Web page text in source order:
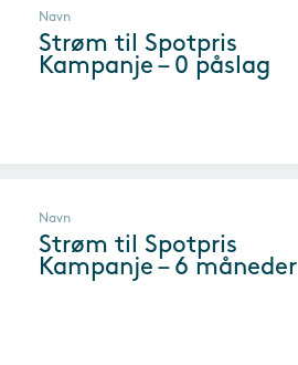
Navn
Strøm til Spotpris
Kampanje – 0 påslag
Navn
Strøm til Spotpris
Kampanje – 6 måneder